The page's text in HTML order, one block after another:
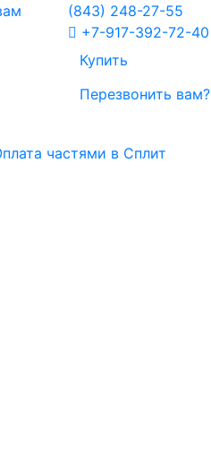
(843) 248-27-55
+7-917-392-72-40
Купить
Перезвонить вам?
частями в Сплит